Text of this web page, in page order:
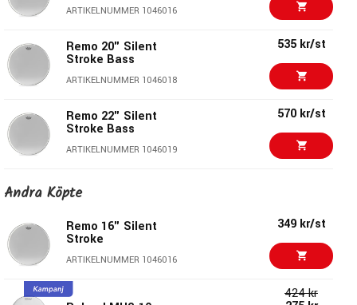
ARTIKELNUMMER 1046016
Remo 20" Silent
Stroke Bass
ARTIKELNUMMER 1046018
535 kr/st
Remo 22" Silent
Stroke Bass
ARTIKELNUMMER 1046019
570 kr/st
Remo 13" Ambassador
Classic Fit Coated
ARTIKELNUMMER 1063211
Remo 14" Ambassador
Classic Fit Coated
348 kr/st
Andra Köpte
Remo 16" Silent
Stroke
ARTIKELNUMMER 1046016
349 kr/st
424 kr